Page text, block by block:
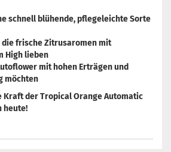
schnell blühende, pflegeleichte Sorte
die frische Zitrusaromen mit
High lieben
mit hohen Erträgen und
möchten
Kraft der Tropical Orange Automatic
heute!